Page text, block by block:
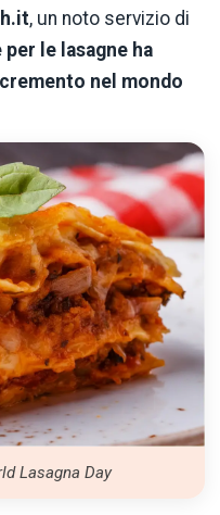
, un noto servizio di
per le lasagne ha
nel mondo
Lasagna Day